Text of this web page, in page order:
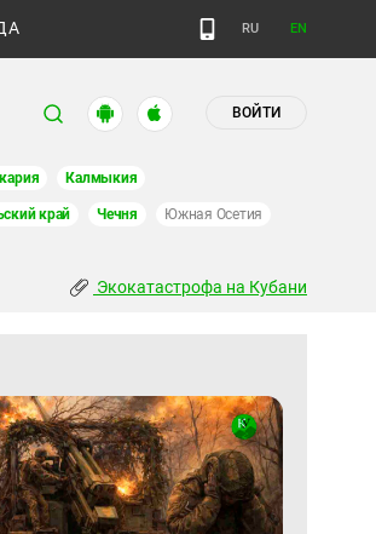
RU EN
ВОЙТИ
Калмыкия
край Чечня Южная Осетия
Экокатастрофа на Кубани